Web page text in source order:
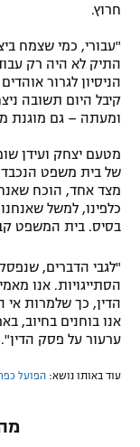
חרוץ.
"עבורי, כמי שצמח
התיק לא היה רק
הניסיון לגרור
קיבל היום תשובה
ומעתה – גם מוגנת
מטעם יצחק ועידן
של בית משפט
מצד אחד, הוכח
כלפינו, למשל
בסיס. בית המשפט
"לגבי הדברים,
הסתייגויות. אנו
הדין, כך שלמרות אי
אנו בוחנים בחיוב,
ערעור על פסק הדין".
עוד באותו נושא: הפועל